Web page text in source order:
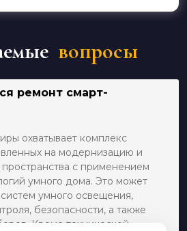
вопросы
ремонт смарт-
охватывает комплекс
на модернизацию и
с применением
умного дома. Это может
умного освещения,
безопасности, а также
Кроме технической